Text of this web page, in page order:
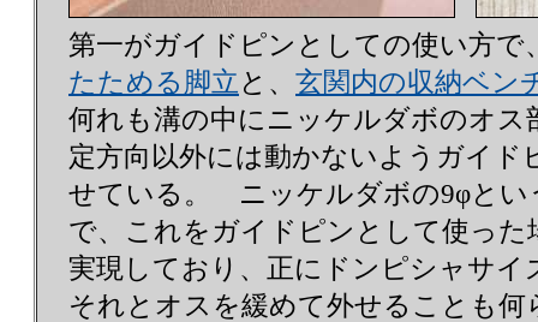
第一がガイドピンとしての使い方で
たためる脚立 と、 玄関内の収納ベン
何れも溝の中にニッケルダボのオス
定方向以外には動かないようガイド
せている。 ニッケルダボの9φとい
で、これをガイドピンとして使った
実現しており、正にドンピシャサ
それとオスを緩めて外せることも何